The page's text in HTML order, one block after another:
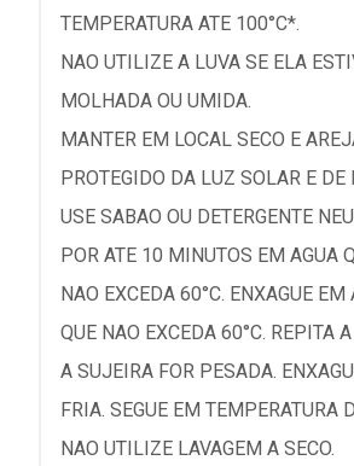
TEMPERATURA ATE 100°C*.
NAO UTILIZE A LUVA SE ELA
MOLHADA OU UMIDA.
MANTER EM LOCAL SECO E
PROTEGIDO DA LUZ SOLAR E DE
USE SABAO OU DETERGENTE
POR ATE 10 MINUTOS EM AGUA
NAO EXCEDA 60°C. ENXAGUE EM
QUE NAO EXCEDA 60°C. REPITA
A SUJEIRA FOR PESADA.
FRIA. SEGUE EM TEMPERATURA
NAO UTILIZE LAVAGEM A SECO.